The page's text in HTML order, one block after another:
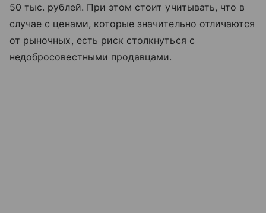
50 тыс. рублей. При этом стоит учитывать, что в
случае с ценами, которые значительно отличаются
от рыночных, есть риск столкнуться с
недобросовестными продавцами.